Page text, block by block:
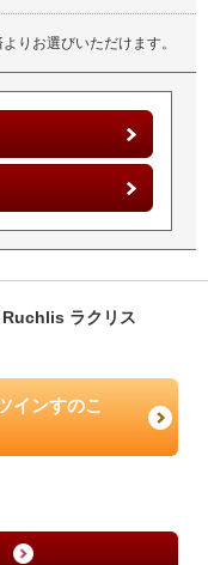
りお選びいただけます。
Ruchlis ラクリス
インすのこ